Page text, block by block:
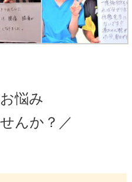
悩み
んか？／